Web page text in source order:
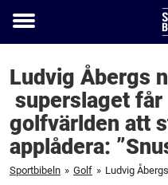
Toggle
Ludvig Åbergs
superslaget
golfvärlden att
applådera:
Sportbibeln » Golf »